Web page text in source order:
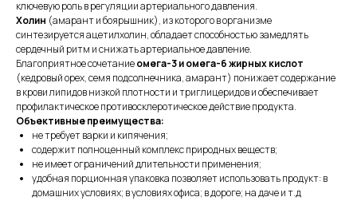
ключевую роль в регуляции артериального давления.
Холин (амарант и боярышник), из которого в организме
синтезируется ацетилхолин, обладает способностью замедлять
сердечный ритм и снижать артериальное давление.
Благоприятное сочетаниеомега-3 и омега-6 жирных кислот
(кедровый орех, семя подсолнечника, амарант) понижает содержание
в крови липидов низкой плотности и триглицеридов и обеспечивает
профилактическое противосклеротическое действие продукта.
Объективные преимущества:
не требует варки и кипячения;
содержит полноценный комплекс природных веществ;
не имеет ограничений длительности применения;
удобная порционная упаковка позволяет использовать продукт: в
домашних условиях; в условиях офиса; в дороге; на даче и т.д